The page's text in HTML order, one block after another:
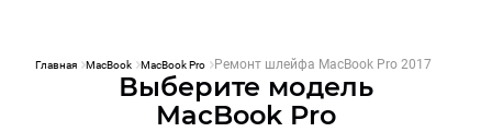
Главная MacBook MacBook Pro Ремонт шлейфа MacBook Pro 2017
Выберите модель
MacBook Pro